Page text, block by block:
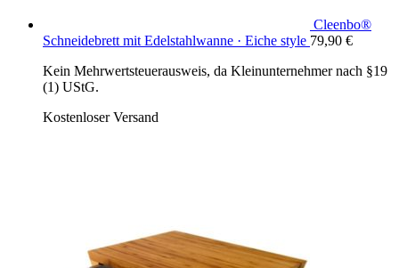
Cleenbo®
Schneidebrett mit Edelstahlwanne · Eiche style 79,90 €
Kein Mehrwertsteuerausweis, da Kleinunternehmer nach §19
(1) UStG.
Kostenloser Versand